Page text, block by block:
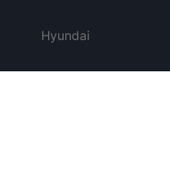
Hyundai